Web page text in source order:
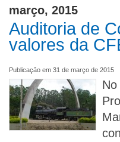
março, 2015
Auditoria de
valores da
Publicação em 31 de março de 2015